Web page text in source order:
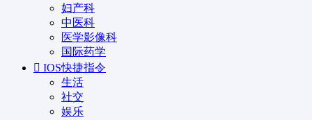
妇产科
中医科
医学影像科
国际药学
IOS快捷指令
生活
社交
娱乐